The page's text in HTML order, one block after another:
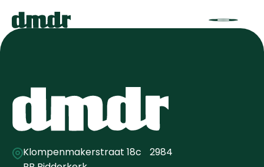
Klompenmakerstraat 18c 2984